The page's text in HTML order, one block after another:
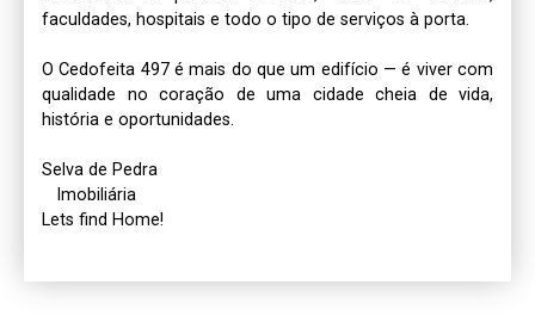
faculdades, hospitais e todo o tipo de serviços à porta.
O Cedofeita 497 é mais do que um edifício — é viver com
qualidade no coração de uma cidade cheia de vida,
história e oportunidades.
Selva de Pedra
Lets find Home!